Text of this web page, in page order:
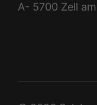
A- 5700 Zell